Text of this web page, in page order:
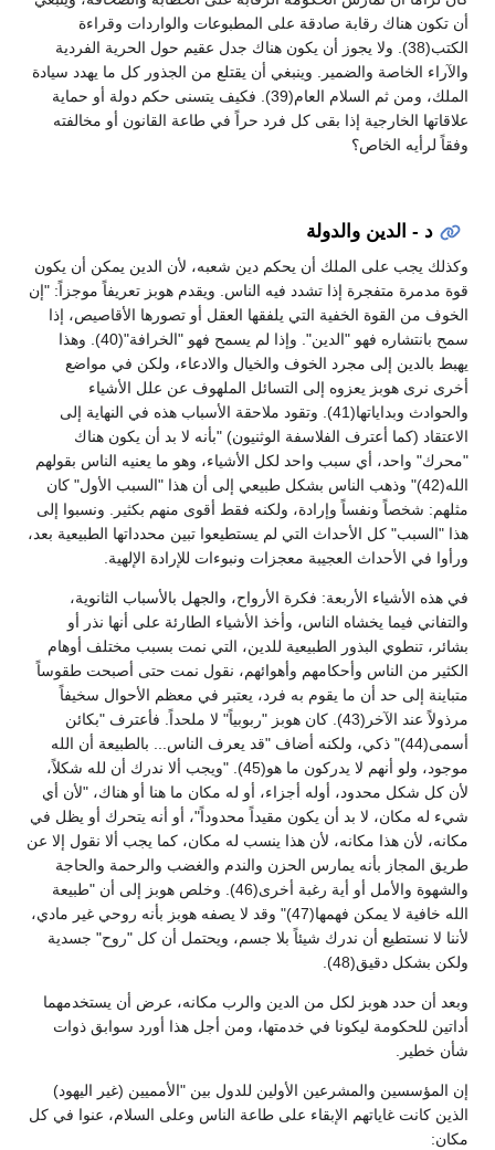
أن تكون هناك رقابة صادقة على المطبوعات والواردات وقراءة
الكتب(38). ولا يجوز أن يكون هناك جدل عقيم حول الحرية الفردية
والآراء الخاصة والضمير. وينبغي أن يقتلع من الجذور كل ما يهدد سيادة
الملك، ومن ثم السلام العام(39). فكيف يتسنى حكم دولة أو حماية
علاقاتها الخارجية إذا بقى كل فرد حراً في طاعة القانون أو مخالفته
وفقاً لرأيه الخاص؟
د - الدين والدولة
وكذلك يجب على الملك أن يحكم دين شعبه، لأن الدين يمكن أن يكون
قوة مدمرة متفجرة إذا تشدد فيه الناس. ويقدم هوبز تعريفاً موجزاً: "إن
الخوف من القوة الخفية التي يلفقها العقل أو تصورها الأقاصيص، إذا
سمح بانتشاره فهو "الدين". وإذا لم يسمح فهو "الخرافة"(40). وهذا
يهبط بالدين إلى مجرد الخوف والخيال والادعاء، ولكن في مواضع
أخرى نرى هوبز يعزوه إلى التسائل الملهوف عن علل الأشياء
والحوادث وبداياتها(41). وتقود ملاحقة الأسباب هذه في النهاية إلى
الاعتقاد (كما أعترف الفلاسفة الوثنيون) "بأنه لا بد أن يكون هناك
"محرك" واحد، أي سبب واحد لكل الأشياء، وهو ما يعنيه الناس بقولهم
الله(42)" وذهب الناس بشكل طبيعي إلى أن هذا "السبب الأول" كان
مثلهم: شخصاً ونفساً وإرادة، ولكنه فقط أقوى منهم بكثير. ونسبوا إلى
هذا "السبب" كل الأحداث التي لم يستطيعوا تبين محدداتها الطبيعية بعد،
ورأوا في الأحداث العجيبة معجزات ونبوءات للإرادة الإلهية.
في هذه الأشياء الأربعة: فكرة الأرواح، والجهل بالأسباب الثانوية،
والتفاني فيما يخشاه الناس، وأخذ الأشياء الطارئة على أنها نذر أو
بشائر، تنطوي البذور الطبيعية للدين، التي نمت بسبب مختلف أوهام
الكثير من الناس وأحكامهم وأهوائهم، نقول نمت حتى أصبحت طقوساً
متباينة إلى حد أن ما يقوم به فرد، يعتبر في معظم الأحوال سخيفاً
مرذولاً عند الآخر(43). كان هوبز "ربوبياً" لا ملحداً. فأعترف "بكائن
أسمى(44)" ذكي، ولكنه أضاف "قد يعرف الناس... بالطبيعة أن الله
موجود، ولو أنهم لا يدركون ما هو(45). "ويجب ألا ندرك أن لله شكلاً،
لأن كل شكل محدود، أوله أجزاء، أو له مكان ما هنا أو هناك، "لأن أي
شيء له مكان، لا بد أن يكون مقيداً محدوداً"، أو أنه يتحرك أو يظل في
مكانه، لأن هذا مكانه، لأن هذا ينسب له مكان، كما يجب ألا نقول إلا عن
طريق المجاز بأنه يمارس الحزن والندم والغضب والرحمة والحاجة
والشهوة والأمل أو أية رغبة أخرى(46). وخلص هوبز إلى أن "طبيعة
الله خافية لا يمكن فهمها(47)" وقد لا يصفه هوبز بأنه روحي غير مادي،
لأننا لا نستطيع أن ندرك شيئاً بلا جسم، ويحتمل أن كل "روح" جسدية
ولكن بشكل دقيق(48).
وبعد أن حدد هوبز لكل من الدين والرب مكانه، عرض أن يستخدمهما
أداتين للحكومة ليكونا في خدمتها، ومن أجل هذا أورد سوابق ذوات
شأن خطير.
إن المؤسسين والمشرعين الأولين للدول بين "الأمميين (غير اليهود)
الذين كانت غاياتهم الإبقاء على طاعة الناس وعلى السلام، عنوا في كل
مكان: